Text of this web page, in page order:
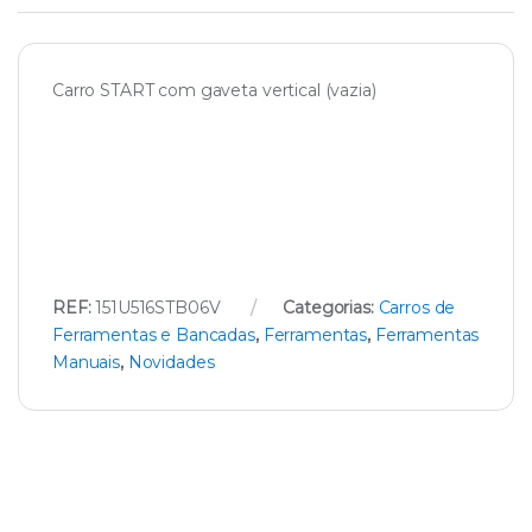
Carro START com gaveta vertical (vazia)
REF:151U516STB06V Categorias: Carros de
Ferramentas e Bancadas, Ferramentas, Ferramentas
Manuais, Novidades